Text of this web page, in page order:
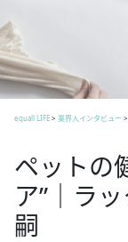
equall LIFE> 業界人インタビュー >
ペットの
ア”｜ラ
嗣